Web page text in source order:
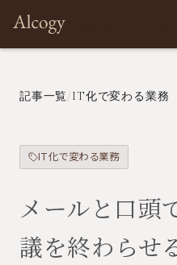
記事一覧/IT化で変わる業務
IT化で変わる業務
メールと口頭
議を終わらせ